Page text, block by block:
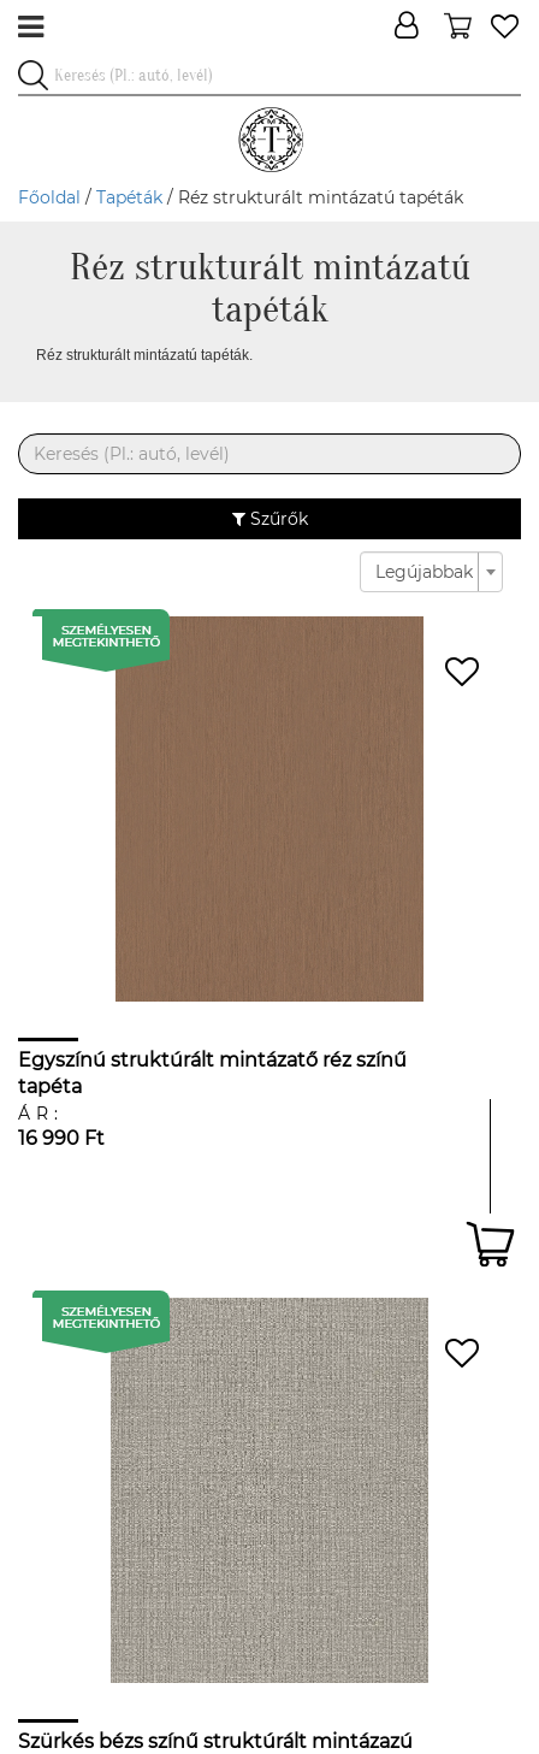
Főoldal / Tapéták / Réz strukturált mintázatú tapéták
Réz strukturált mintázatú
tapéták
Réz strukturált mintázatú tapéták.
Szűrők
Legújabbak
Egyszínú struktúrált mintázatő réz színű
tapéta
ÁR:
16 990 Ft
Szürkés bézs színű struktúrált mintázazú